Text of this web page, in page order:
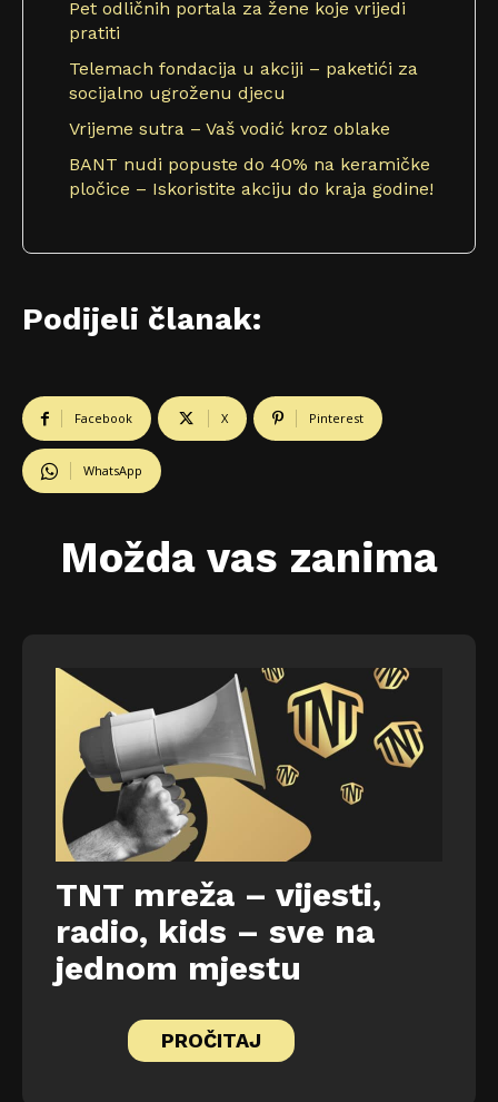
Pet odličnih portala za žene koje vrijedi
pratiti
Telemach fondacija u akciji – paketići za
socijalno ugroženu djecu
Vrijeme sutra – Vaš vodić kroz oblake
BANT nudi popuste do 40% na keramičke
pločice – Iskoristite akciju do kraja godine!
Podijeli članak:
Facebook X Pinterest
WhatsApp
Možda vas zanima
TNT mreža – vijesti,
radio, kids – sve na
jednom mjestu
PROČITAJ